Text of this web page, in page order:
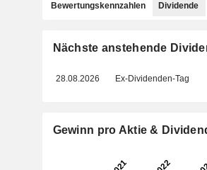
Bewertungskennzahlen Dividende
Nächste anstehende
28.08.2026 Ex-Dividenden-Tag
Gewinn pro Aktie &